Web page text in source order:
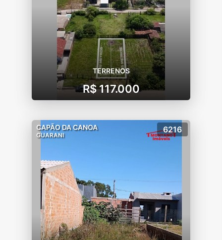
TERRENOS
R$ 117.000
CAPÃO DA CANOA
GUARANI
6216